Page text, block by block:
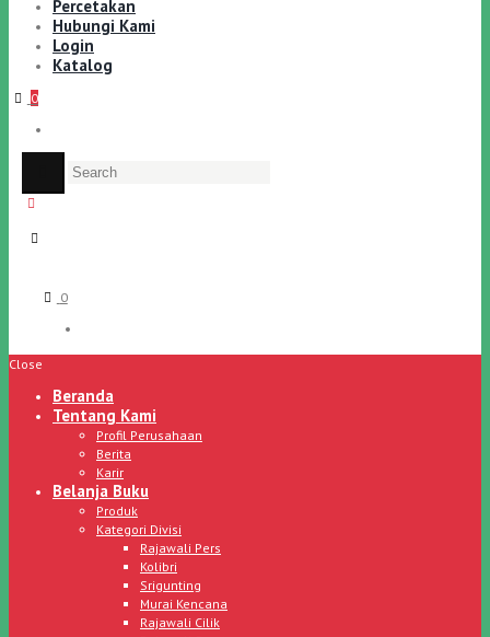
Percetakan
Hubungi Kami
Login
Katalog
0
0
Close
Beranda
Tentang Kami
Profil Perusahaan
Berita
Karir
Belanja Buku
Produk
Kategori Divisi
Rajawali Pers
Kolibri
Srigunting
Murai Kencana
Rajawali Cilik